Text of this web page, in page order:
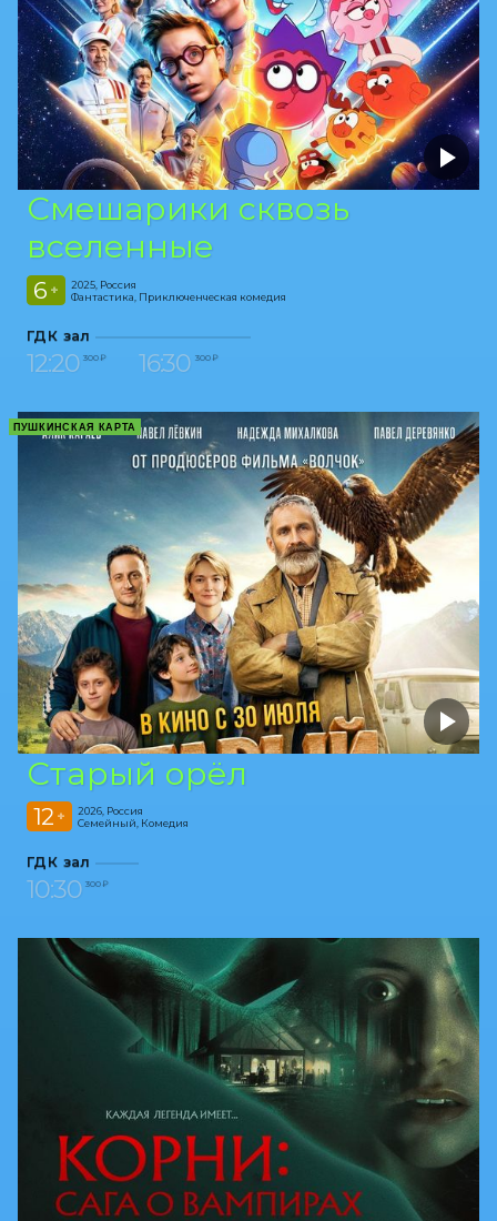
Смешарики сквозь
вселенные
6 +
2025, Россия
Фантастика, Приключенческая комедия
ГДК зал
12:20 300 ₽ 16:30 300 ₽
ПУШКИНСКАЯ КАРТА
Старый орёл
12 +
2026, Россия
Семейный, Комедия
ГДК зал
10:30 300 ₽